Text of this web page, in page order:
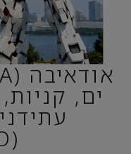
ים,
(TOKYO)